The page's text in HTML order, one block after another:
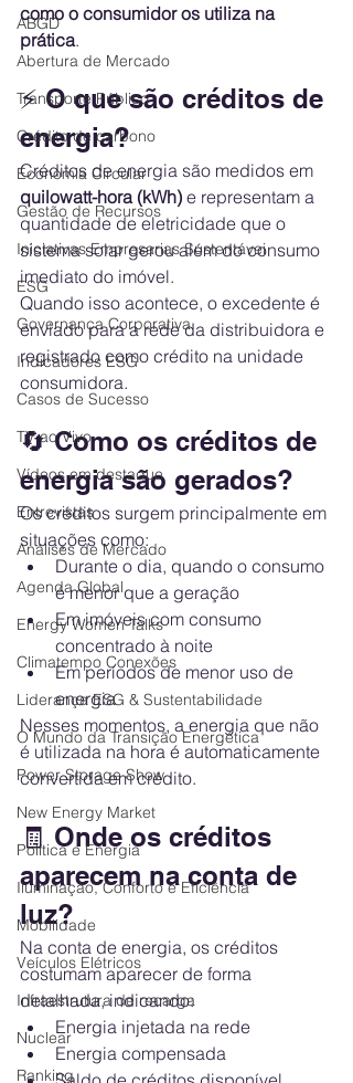
ABGD
Abertura de Mercado
Transporte Público
Crédito de carbono
Economia Circular
Gestão de Recursos
Iniciativas Empresarias Sustentávei
ESG
Governança Corporativa
Indicadores ESG
Casos de Sucesso
TV ao Vivo
Vídeos em destaque
Entrevistas
Análises de Mercado
Agenda Global
Energy Women Talks
Climatempo Conexões
Liderança ESG & Sustentabilidade
O Mundo da Transição Energética
Power Storage Show
New Energy Market
Política e Energia
Iluminação, Conforto e Eficiência
Mobilidade
Veículos Elétricos
Infraestrutura de recarga
Nuclear
Ranking
como o consumidor os utiliza na
prática.
⚡ O que são créditos de
energia?
Créditos de energia são medidos em
quilowatt-hora (kWh) e representam a
quantidade de eletricidade que o
sistema solar gerou além do consumo
imediato do imóvel.
Quando isso acontece, o excedente é
enviado para a rede da distribuidora e
registrado como crédito na unidade
consumidora.
🔄 Como os créditos de
energia são gerados?
Os créditos surgem principalmente em
situações como:
Durante o dia, quando o consumo
é menor que a geração
Em imóveis com consumo
concentrado à noite
Em períodos de menor uso de
energia
Nesses momentos, a energia que não
é utilizada na hora é automaticamente
convertida em crédito.
🧾 Onde os créditos
aparecem na conta de
luz?
Na conta de energia, os créditos
costumam aparecer de forma
detalhada, indicando:
Energia injetada na rede
Energia compensada